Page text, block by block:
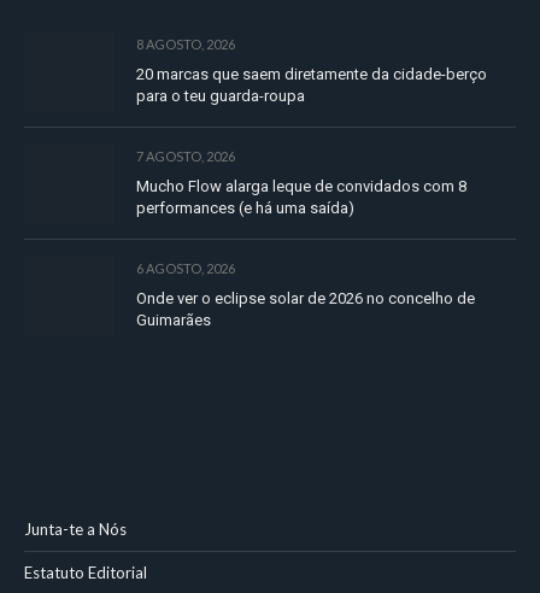
8 AGOSTO, 2026
20 marcas que saem diretamente da cidade-berço
para o teu guarda-roupa
7 AGOSTO, 2026
Mucho Flow alarga leque de convidados com 8
performances (e há uma saída)
6 AGOSTO, 2026
Onde ver o eclipse solar de 2026 no concelho de
Guimarães
Junta-te a Nós
Estatuto Editorial